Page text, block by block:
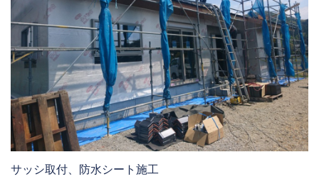
サッシ取付、防水シート施工